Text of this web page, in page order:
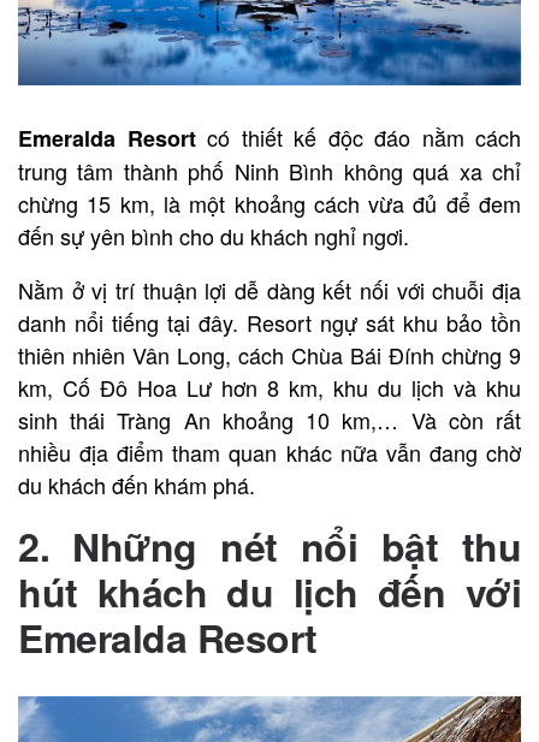
Emeralda Resort có thiết kế độc đáo nằm cách
trung tâm thành phố Ninh Bình không quá xa chỉ
chừng 15 km, là một khoảng cách vừa đủ để đem
đến sự yên bình cho du khách nghỉ ngơi.
Nằm ở vị trí thuận lợi dễ dàng kết nối với chuỗi địa
danh nổi tiếng tại đây. Resort ngự sát khu bảo tồn
thiên nhiên Vân Long, cách Chùa Bái Đính chừng 9
km, Cố Đô Hoa Lư hơn 8 km, khu du lịch và khu
sinh thái Tràng An khoảng 10 km,… Và còn rất
nhiều địa điểm tham quan khác nữa vẫn đang chờ
du khách đến khám phá.
2. Những nét nổi bật thu
hút khách du lịch đến với
Emeralda Resort